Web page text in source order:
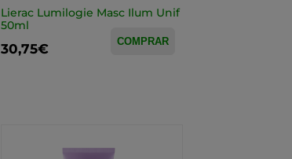
Lierac Lumilogie Masc Ilum Unif
50ml
30,75€ COMPRAR